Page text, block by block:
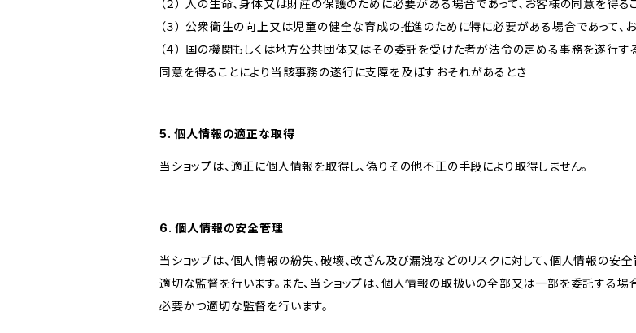
（２） 人の生命、身体又は財産の保護のために必要がある場合であって、お客様の同意を得る
（３） 公衆衛生の向上又は児童の健全な育成の推進のために特に必要がある場合であって、
（４） 国の機関もしくは地方公共団体又はその委託を受けた者が法令の定める事務を遂行
同意を得ることにより当該事務の遂行に支障を及ぼすおそれがあるとき
5. 個人情報の適正な取得
当ショップは、適正に個人情報を取得し、偽りその他不正の手段により取得しません。
6. 個人情報の安全管理
当ショップは、個人情報の紛失、破壊、改ざん及び漏洩などのリスクに対して、個人情報の安
適切な監督を行います。また、当ショップは、個人情報の取扱いの全部又は一部を委託する
必要かつ適切な監督を行います。